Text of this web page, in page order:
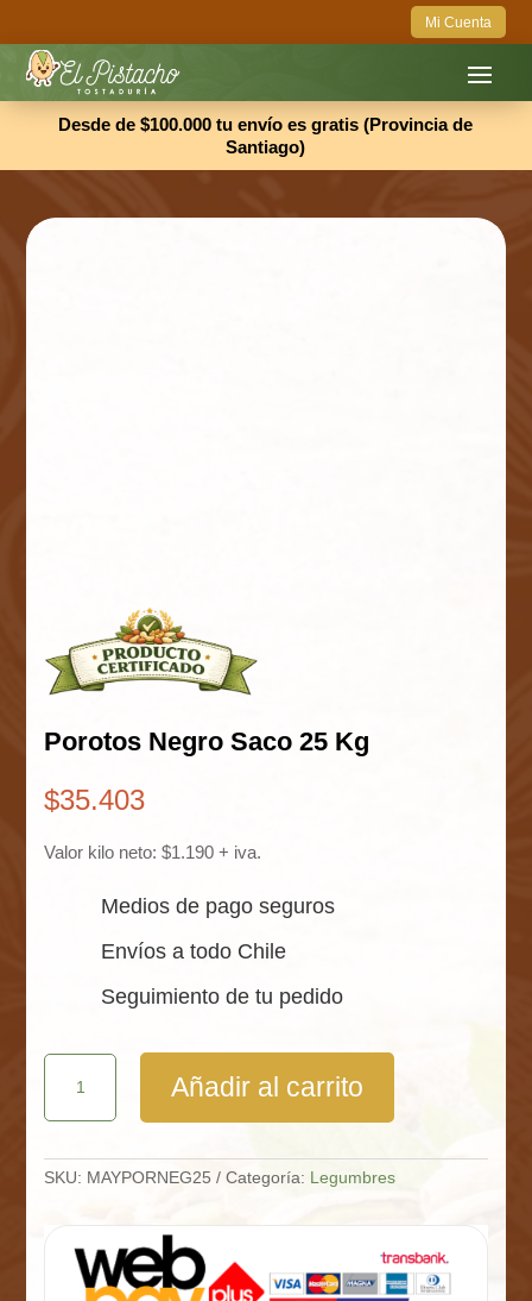
Mi Cuenta
Desde de $100.000 tu envío es gratis (Provincia de
Santiago)
Porotos Negro Saco 25 Kg
$35.403
Valor kilo neto: $1.190 + iva.
Medios de pago seguros
Envíos a todo Chile
Seguimiento de tu pedido
Porotos
Negro
Kg
cantidad
Añadir al carrito
SKU: MAYPORNEG25 Categoría: Legumbres